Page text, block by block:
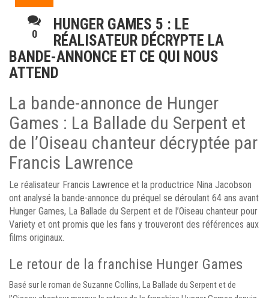
0
HUNGER GAMES 5 : LE
RÉALISATEUR DÉCRYPTE LA
BANDE-ANNONCE ET CE QUI NOUS
ATTEND
La bande-annonce de Hunger
Games : La Ballade du Serpent et
de l’Oiseau chanteur décryptée par
Francis Lawrence
Le réalisateur Francis Lawrence et la productrice Nina Jacobson
ont analysé la bande-annonce du préquel se déroulant 64 ans avant
Hunger Games, La Ballade du Serpent et de l’Oiseau chanteur pour
Variety et ont promis que les fans y trouveront des références aux
films originaux.
Le retour de la franchise Hunger Games
Basé sur le roman de Suzanne Collins, La Ballade du Serpent et de